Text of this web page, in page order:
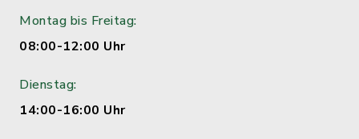
Montag bis Freitag:
08:00-12:00 Uhr
Dienstag:
14:00-16:00 Uhr